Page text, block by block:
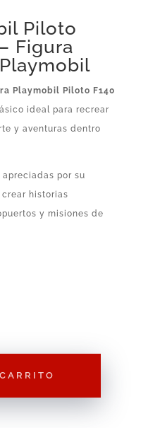
Piloto
Figura
Playmobil Piloto F140
ideal para recrear
y aventuras dentro
por su
historias
y misiones de